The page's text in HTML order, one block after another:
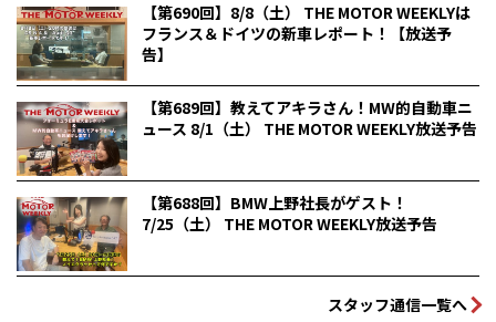
【第690回】8/8（土） THE MOTOR WEEKLYは
フランス＆ドイツの新車レポート！【放送予
告】
【第689回】教えてアキラさん！MW的自動車ニ
ュース 8/1（土） THE MOTOR WEEKLY放送予告
【第688回】BMW上野社長がゲスト！
7/25（土） THE MOTOR WEEKLY放送予告
スタッフ通信一覧へ